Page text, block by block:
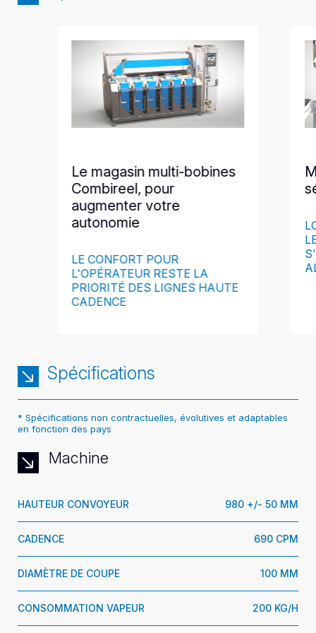
Le magasin multi-bobines
Combireel, pour
augmenter votre
autonomie
LE CONFORT POUR
L'OPÉRATEUR RESTE LA
PRIORITÉ DES LIGNES HAUTE
CADENCE
Spécifications
* Spécifications non contractuelles, évolutives et adaptables
en fonction des pays
Machine
HAUTEUR CONVOYEUR 980 +/- 50 MM
CADENCE 690 CPM
DIAMÈTRE DE COUPE 100 MM
CONSOMMATION VAPEUR 200 KG/H